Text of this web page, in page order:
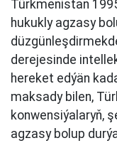
Türkmenistan
hukukly agzasy
derejesinde
hereket edýän
maksady bilen,
konwensiýalaryň,
agzasy bolup